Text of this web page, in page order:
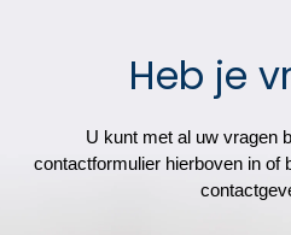
Heb je
U kunt met al uw vragen
contactformulier hierboven in of